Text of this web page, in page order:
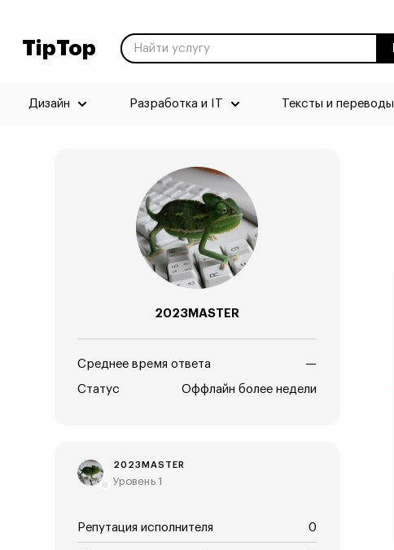
TipTop
Дизайн Разработка и IT Тексты и переводы
2023MASTER
Среднее время ответа —
Статус Оффлайн более недели
2023MASTER
Уровень 1
Репутация исполнителя 0